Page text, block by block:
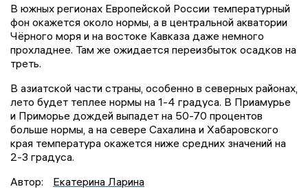
В южных регионах Европейской России температурный
фон окажется около нормы, а в центральной акватории
Чёрного моря и на востоке Кавказа даже немного
прохладнее. Там же ожидается переизбыток осадков на
треть.
В азиатской части страны, особенно в северных районах,
лето будет теплее нормы на 1-4 градуса. В Приамурье
и Приморье дождей выпадет на 50-70 процентов
больше нормы, а на севере Сахалина и Хабаровского
края температура окажется ниже средних значений на
2-3 градуса.
Автор:
Екатерина Ларина